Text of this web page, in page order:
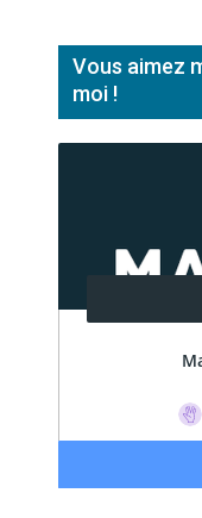
Vous aimez
moi !